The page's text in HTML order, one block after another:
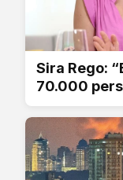
Sira Rego:
70.000